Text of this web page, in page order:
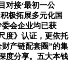
对接‘最初一公
极拓展多元化国
会企业均已获
度》认证，更依托
产链配套圈”的集
度分享。五大本钱